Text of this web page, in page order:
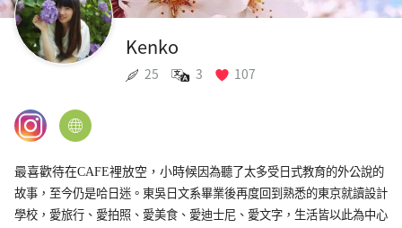
Kenko
25 3 107
最喜歡待在CAFE裡放空，小時候因為聽了太多受日式教育的外公說的
故事，至今仍是哈日迷。 東吳日文系畢業後再度回到熟悉的東京就讀設計
學校，愛旅行、愛拍照、愛美食、愛迪士尼、愛文字，生活皆以此為中心